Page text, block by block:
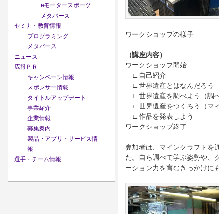
eモータースポーツ
メタバース
セミナ・教育情報
プログラミング
メタバース
ニュース
広報ＰＲ
キャンペーン情報
スポンサー情報
タイトルアップデート
事業紹介
企業情報
募集案内
製品・アプリ・サービス情
報
選手・チーム情報
ワークショップの様子
（講座内容）
ワークショップ開始
∟自己紹介
∟世界遺産とはなんだろう
∟世界遺産を調べよう（調
∟世界遺産をつくろう（マ
∟作品を発表しよう
ワークショップ終了
参加者は、マインクラフトを
た。自ら調べて学ぶ姿勢や、
ーション力を育むきっかけに